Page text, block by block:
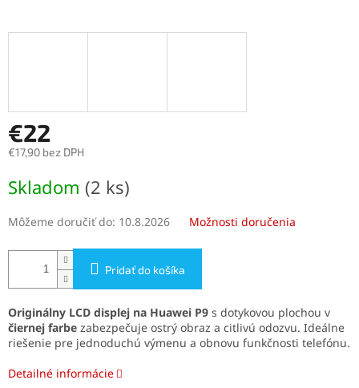
€22
€17,90 bez DPH
cena:
Skladom (2 ks)
Môžeme doručiť do: 10.8.2026 Možnosti doručenia
Pridať do košíka
Originálny LCD displej na Huawei P9 s dotykovou plochou v
čiernej farbe zabezpečuje ostrý obraz a citlivú odozvu. Ideálne
riešenie pre jednoduchú výmenu a obnovu funkčnosti telefónu.
Detailné informácie